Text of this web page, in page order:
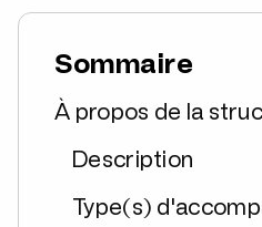
Sommaire
À propos de la
Description
Type(s)